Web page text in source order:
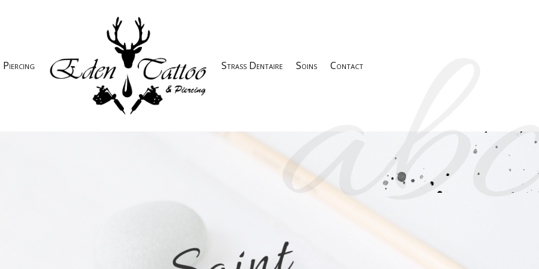
Piercing Strass Dentaire Soins Contact
abc